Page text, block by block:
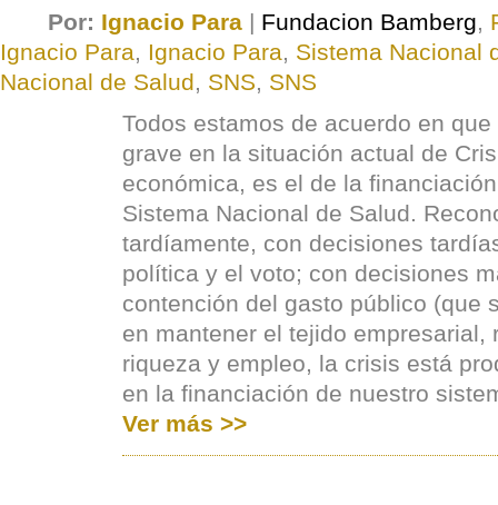
Por: Ignacio Para | Fundacion Bamberg,
Ignacio Para, Ignacio Para, Sistema Nacional
Nacional de Salud, SNS, SNS
Todos estamos de acuerdo en
grave en la situación actual de
económica, es el de la
Sistema Nacional de Salud.
tardíamente, con decisiones
política y el voto; con decisiones
contención del gasto público (que
en mantener el tejido empresarial,
riqueza y empleo, la crisis está
en la financiación de nuestro
Ver más >>